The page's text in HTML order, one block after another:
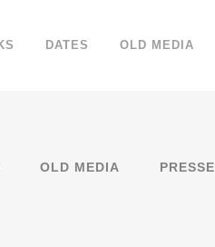
DATES OLD MEDIA
OLD MEDIA PRESSE